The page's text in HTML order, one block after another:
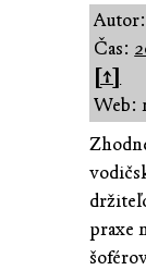
Čas:
[↑]
Web:
praxe